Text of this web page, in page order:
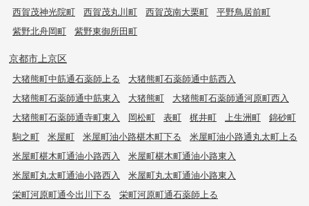
西賀茂神光院町
西賀茂丸川町 西賀茂南大栗町
平野鳥居前町
紫野北舟岡町
紫野東御所田町
京都市上京区
大猪熊町中筋通石薬師上る
大猪熊町石薬師通中筋西入
大猪熊町石薬師通中筋東入
大猪熊町
大猪熊町石薬師通河原町西入
大猪熊町石薬師通寺町東入
岡松町 表町 梶井町 上生洲町
錦砂町
駒之町
米屋町 米屋町油小路椹木町下る
米屋町油小路通丸太町上る
米屋町椹木町通油小路西入
米屋町椹木町通油小路東入
米屋町丸太町通油小路西入
米屋町丸太町通油小路東入
栄町河原町通今出川下る
栄町河原町通石薬師上る